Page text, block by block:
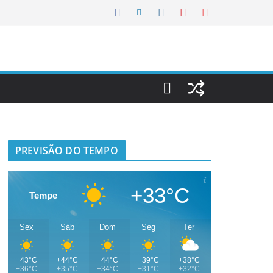
PREVISÃO DO TEMPO
Tempe +33°C
Sex
+43°C
+36°C
Sáb
+44°C
+35°C
Dom
+44°C
+34°C
Seg
+39°C
+31°C
Ter
+38°C
+32°C